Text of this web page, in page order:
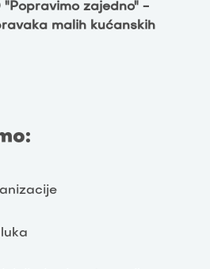
zajedno" -
malih kućanskih